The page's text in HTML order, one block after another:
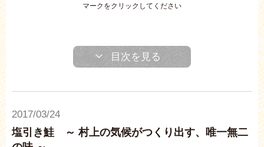
マークをクリックしてください
目次を見る
2017/03/24
塩引き鮭 ～ 村上の気候がつくり出す、唯一無二